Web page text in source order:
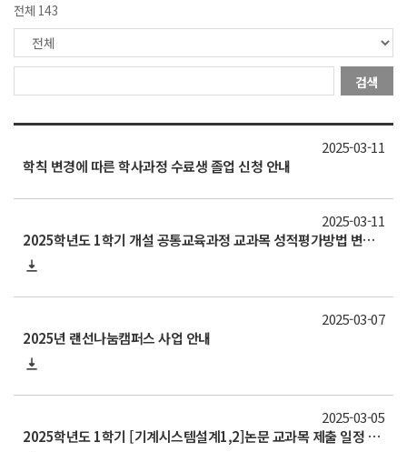
전체 143
검색
학칙 변경에 따른 학사과정 수료생 졸업 신청 안내
2025-03-11
2025학년도 1학기 개설 공통교육과정 교과목 성적평가방법 변경 안내(~3/27)
2025-03-11
2025년 랜선나눔캠퍼스 사업 안내
2025-03-07
2025학년도 1학기 [기계시스템설계1,2]논문 교과목 제출 일정 안내
2025-03-05